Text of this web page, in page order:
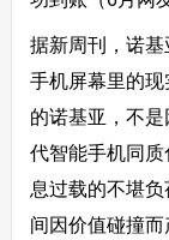
据新周刊，诺
手机屏幕里的
的诺基亚，不
代智能手机同
息过载的不堪
间因价值碰撞而